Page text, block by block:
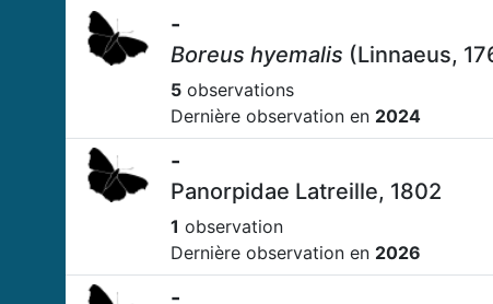
-
Boreus hyemalis (Linnaeus,
5 observations
Dernière observation en 2024
-
Panorpidae Latreille, 1802
1 observation
Dernière observation en 2026
-